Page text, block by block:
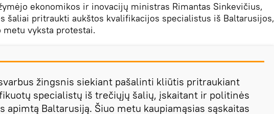
ekonomikos ir inovacijų ministras Rimantas Sinkevičius,
šaliai pritraukti aukštos kvalifikacijos specialistus iš Baltarusijos,
metu vyksta protestai.
žingsnis siekiant pašalinti kliūtis pritraukiant
specialistų iš trečiųjų šalių, įskaitant ir politinės
apimtą Baltarusiją. Šiuo metu kaupiamąsias sąskaitas